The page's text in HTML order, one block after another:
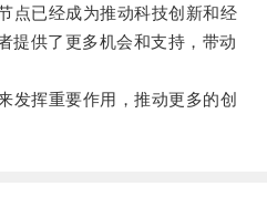
已经成为推动科技创新和经
提供了更多机会和支持，带动
挥重要作用，推动更多的创